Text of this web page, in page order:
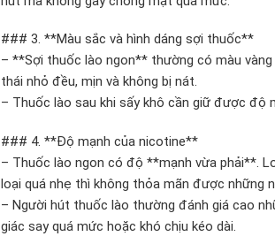
### 3. **Màu sắc và hình dáng sợi thuốc**
– **Sợi thuốc lào ngon** thường có màu
thái nhỏ đều, mịn và không bị nát.
– Thuốc lào sau khi sấy khô cần giữ được độ
### 4. **Độ mạnh của nicotine**
– Thuốc lào ngon có độ **mạnh vừa phải**.
loại quá nhẹ thì không thỏa mãn được những
– Người hút thuốc lào thường đánh giá cao
giác say quá mức hoặc khó chịu kéo dài.